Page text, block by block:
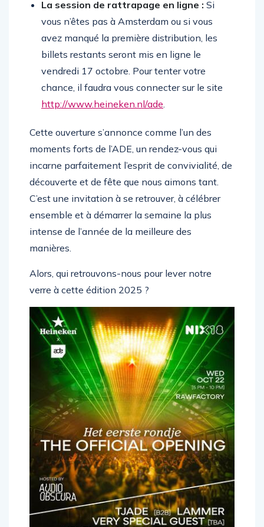
La session de rattrapage en ligne :Si
vous n’êtes pas à Amsterdam ou si vous
avez manqué la première distribution, les
billets restants seront mis en ligne le
vendredi 17 octobre. Pour tenter votre
chance, il faudra vous connecter sur le site
Cette ouverture s’annonce comme l’un des
moments forts de l’ADE, un rendez-vous qui
incarne parfaitement l’esprit de convivialité, de
découverte et de fête que nous aimons tant.
C’est une invitation à se retrouver, à célébrer
ensemble et à démarrer la semaine la plus
intense de l’année de la meilleure des
Alors, qui retrouvons-nous pour lever notre